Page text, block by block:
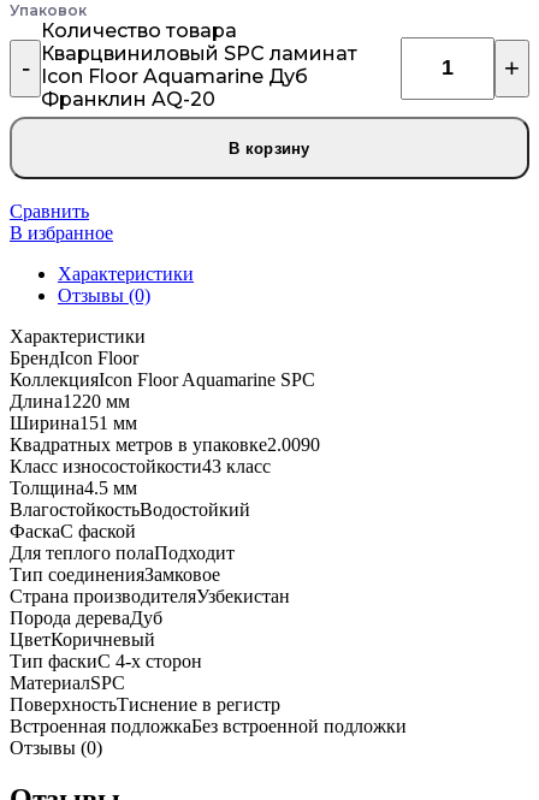
Упаковок
Количество товара
Кварцвиниловый SPC ламинат
Icon Floor Aquamarine Дуб
Франклин AQ-20
В корзину
Сравнить
В избранное
Характеристики
Отзывы (0)
Характеристики
БрендIcon Floor
КоллекцияIcon Floor Aquamarine SPC
Длина1220 мм
Ширина151 мм
Квадратных метров в упаковке2.0090
Класс износостойкости43 класс
Толщина4.5 мм
ВлагостойкостьВодостойкий
ФаскаС фаской
Для теплого полаПодходит
Тип соединенияЗамковое
Страна производителяУзбекистан
Порода дереваДуб
ЦветКоричневый
Тип фаскиС 4-х сторон
МатериалSPC
ПоверхностьТиснение в регистр
Встроенная подложкаБез встроенной подложки
Отзывы (0)